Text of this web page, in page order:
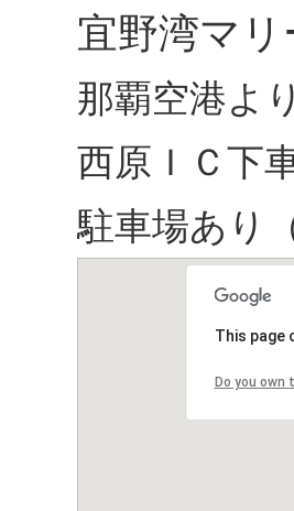
宜野湾マ
那覇空港よ
西原ＩＣ下
駐車場あり
This page
Do you own